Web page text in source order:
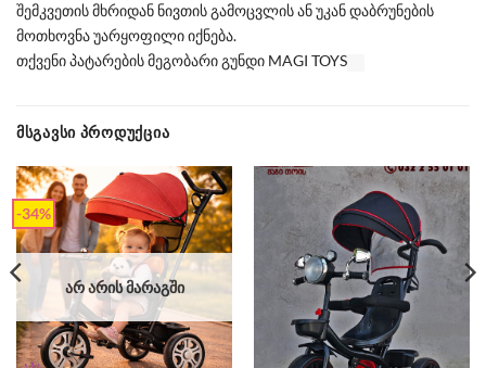
შემკვეთის მხრიდან ნივთის გამოცვლის ან უკან დაბრუნების
მოთხოვნა უარყოფილი იქნება.
თქვენი პატარების მეგობარი გუნდი MAGI TOYS
ᲛᲡᲒᲐᲕᲡᲘ ᲞᲠᲝᲓᲣᲥᲪᲘᲐ
-34%
ᲐᲠ ᲐᲠᲘᲡ ᲛᲐᲠᲐᲒᲨᲘ